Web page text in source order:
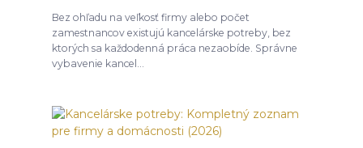
Bez ohľadu na veľkosť firmy alebo počet
zamestnancov existujú kancelárske potreby, bez
ktorých sa každodenná práca nezaobíde. Správne
vybavenie kancel...